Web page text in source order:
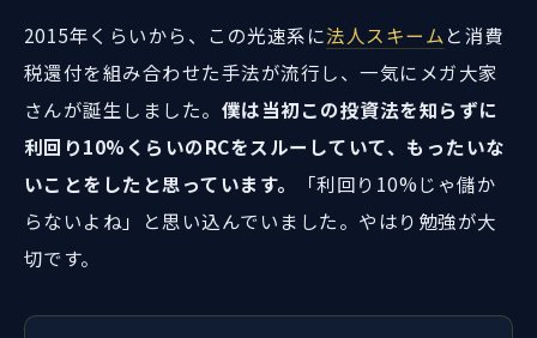
2015年くらいから、この光速系に法人スキーム と消費
税還付を組み合わせた手法が流行し、一気にメガ大家
さんが誕生しました。 僕は当初この投資法を知らずに
利回り10%くらいのRCをスルーしていて、もったいな
いことをしたと思っています。
「利回り10%じゃ儲か
らないよね」と思い込んでいました。やはり勉強が大
切です。